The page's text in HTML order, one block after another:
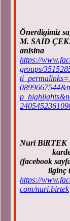
Önerdigimiz
M. SAID
anisina
https://
groups/
Nuri BiRTEK
(facebook
ilginç
https://
com/nuri.birtek